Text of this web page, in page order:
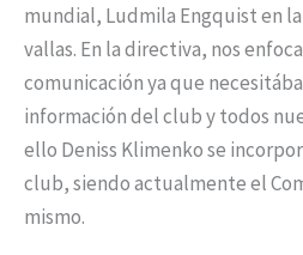
mundial, Ludmila Engquist en
vallas. En la directiva, nos
comunicación ya que
información del club y todos
ello Deniss Klimenko se
club, siendo actualmente el
mismo.